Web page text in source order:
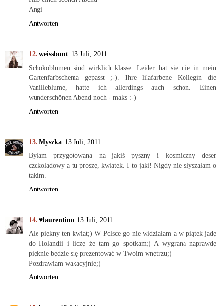
Angi
Antworten
weissbunt 13 Juli, 2011
Schokoblumen sind wirklich klasse. Leider hat sie nie in mein
Gartenfarbschema gepasst ;-). Ihre lilafarbene Kollegin die
Vanilleblume, hatte ich allerdings auch schon. Einen
wunderschönen Abend noch - maks :-)
Antworten
Myszka 13 Juli, 2011
Byłam przygotowana na jakiś pyszny i kosmiczny deser
czekoladowy a tu proszę, kwiatek. I to jaki! Nigdy nie słyszałam o
takim.
Antworten
♥laurentino 13 Juli, 2011
Ale piękny ten kwiat;) W Polsce go nie widziałam a w piątek jadę
do Holandii i liczę że tam go spotkam;) A wygrana naprawdę
pięknie będzie się prezentować w Twoim wnętrzu;)
Pozdrawiam wakacyjnie;)
Antworten